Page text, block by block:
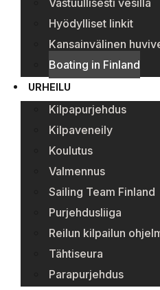
Vastuullisesti vesillä
Hyödylliset linkit
Kansainvälinen
Boating in Finland
URHEILU
Kilpapurjehdus
Kilpaveneily
Koulutus
Valmennus
Sailing Team Finland
Purjehdusliiga
Reilun kilpailun
Tähtiseura
Parapurjehdus